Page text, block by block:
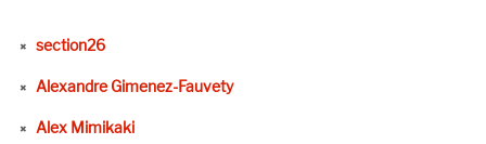
section26
Alexandre Gimenez-Fauvety
Alex Mimikaki